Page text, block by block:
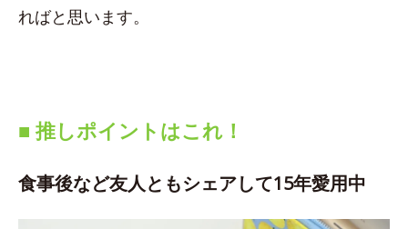
ればと思います。
■ 推しポイントはこれ！
食事後など友人ともシェアして15年愛用中